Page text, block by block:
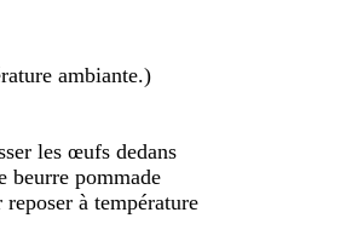
ambiante.)
les œufs dedans
beurre pommade
à température